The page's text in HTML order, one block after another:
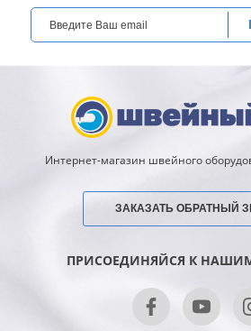
Интернет-магазин швейного
ЗАКАЗАТЬ ОБРАТНЫЙ
ПРИСОЕДИНЯЙСЯ К